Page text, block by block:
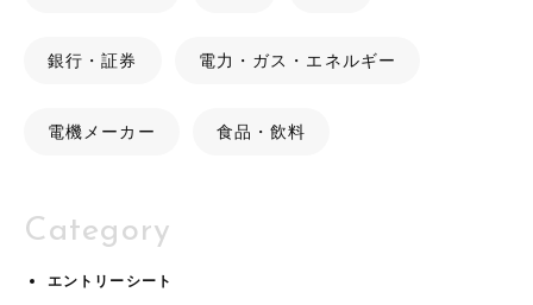
銀行・証券 電力・ガス・エネルギー
電機メーカー 食品・飲料
Category
エントリーシート